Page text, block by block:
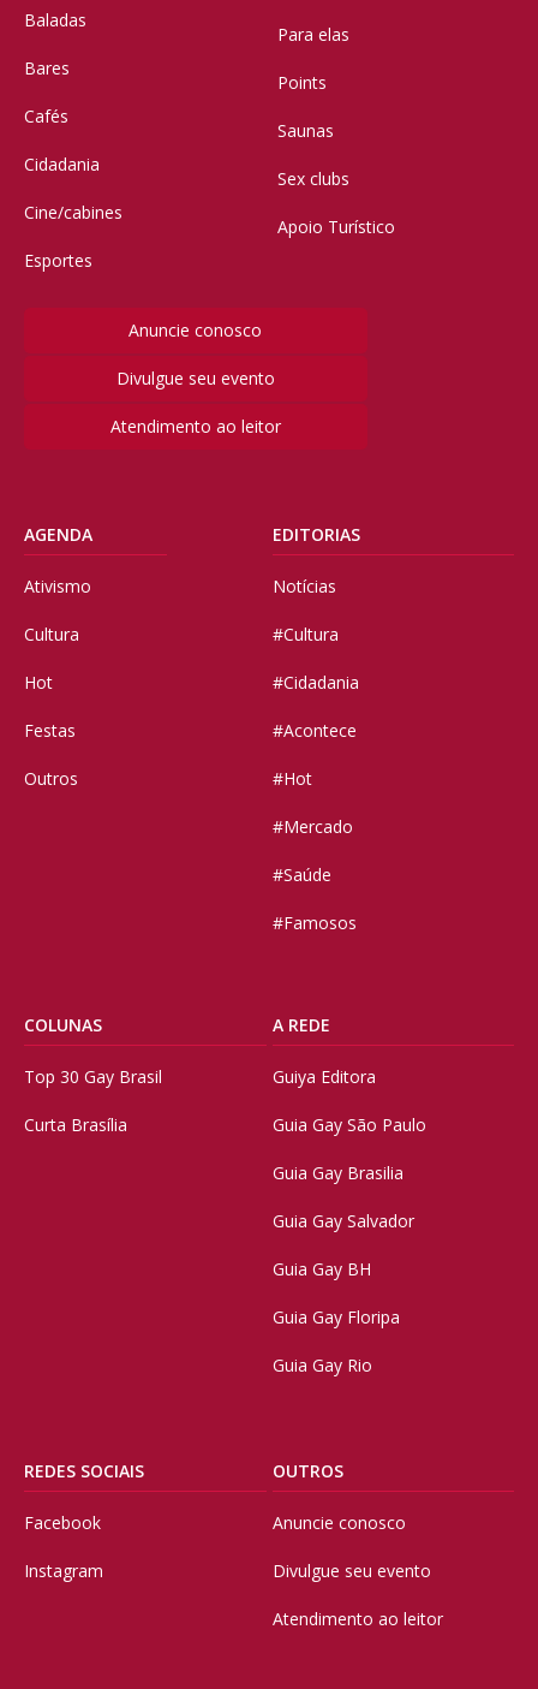
Baladas
Bares
Cafés
Cidadania
Cine/cabines
Esportes
Para elas
Points
Saunas
Sex clubs
Apoio Turístico
Anuncie conosco
Divulgue seu evento
Atendimento ao leitor
AGENDA
Ativismo
Cultura
Hot
Festas
Outros
EDITORIAS
Notícias
#Cultura
#Cidadania
#Acontece
#Hot
#Mercado
#Saúde
#Famosos
COLUNAS
Top 30 Gay Brasil
Curta Brasília
A REDE
Guiya Editora
Guia Gay São Paulo
Guia Gay Brasilia
Guia Gay Salvador
Guia Gay BH
Guia Gay Floripa
Guia Gay Rio
REDES SOCIAIS
Facebook
Instagram
OUTROS
Anuncie conosco
Divulgue seu evento
Atendimento ao leitor